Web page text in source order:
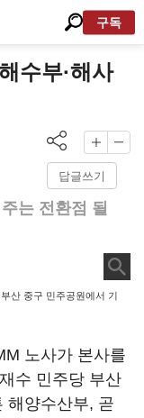
구독
수부·해사
답글쓰기
는 전환점 될
산 중구 민주공원에서 기
노사가 본사를
수 민주당 부산
해양수산부, 곧